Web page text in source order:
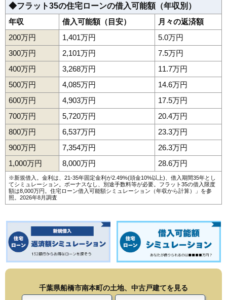
◆フラット35の住宅ローンの借入可能額（年収別）
年収
借入可能額（目安）
月々の返済額
200万円
1,401万円
5.0万円
300万円
2,101万円
7.5万円
400万円
3,268万円
11.7万円
500万円
4,085万円
14.6万円
600万円
4,903万円
17.5万円
700万円
5,720万円
20.4万円
800万円
6,537万円
23.3万円
900万円
7,354万円
26.3万円
1,000万円
8,000万円 28.6万円
※新規借入。金利は、21-35年固定金利が2.49%(頭金10%以上)、借入期間35年とし
てシミュレーション。ボーナスなし、別途手数料等が必要。フラット35の借入限度
額は8,000万円。 住宅ローン借入可能額シミュレーション（年収から計算）
」を参
照。2026年8月調査
千葉県船橋市南本町の土地、中古戸建てを見る